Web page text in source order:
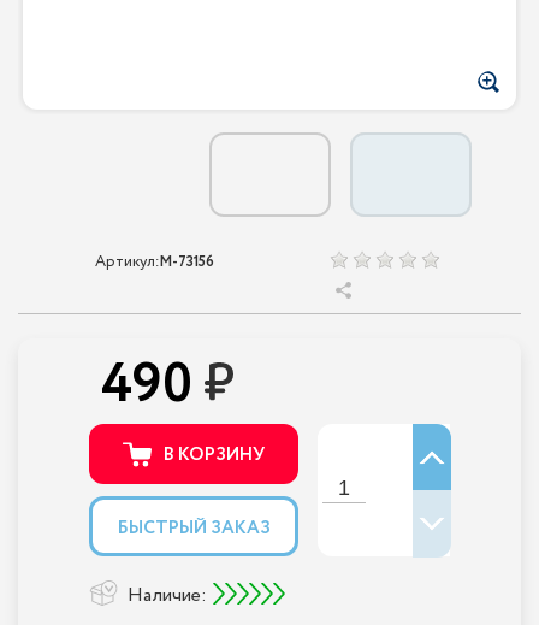
Артикул:M-73156
490
В КОРЗИНУ
БЫСТРЫЙ ЗАКАЗ
Наличие: